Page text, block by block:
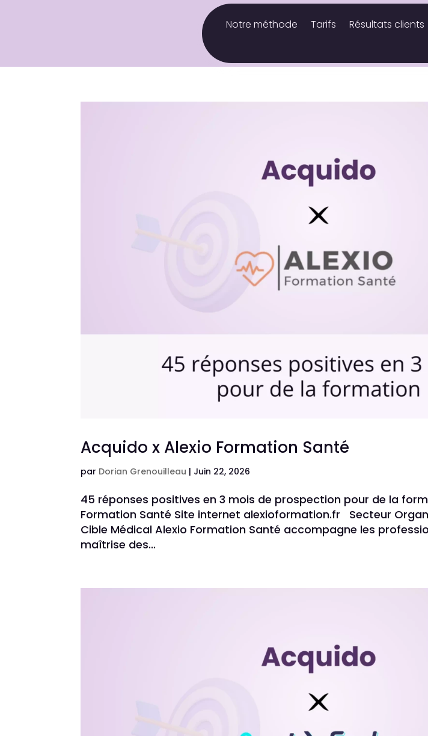
Notre méthode Tarifs Résultats clients
Acquido x Alexio Formation Santé
par Dorian Grenouilleau | Juin 22, 2026
45 réponses positives en 3 mois de prospection pour de la
Formation Santé Site internet alexioformation.fr Secteur
Cible Médical Alexio Formation Santé accompagne les
maîtrise des...